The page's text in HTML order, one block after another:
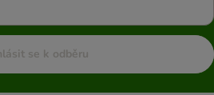
se k odběru